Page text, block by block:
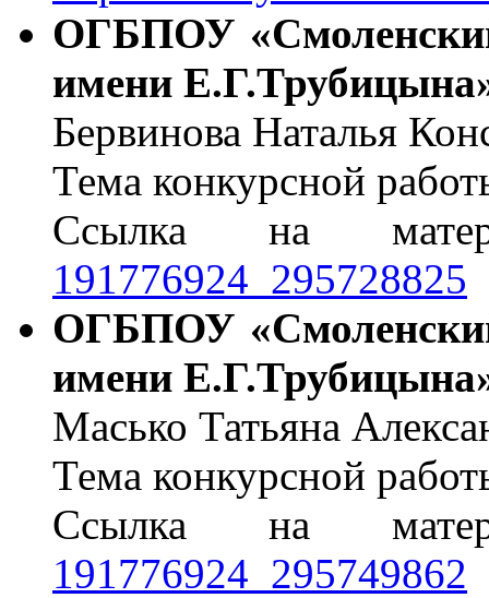
ОГБПОУ
имени
Бервинова Наталья
Тема конкурсной
Ссылка на
191776924_295728825
ОГБПОУ
имени
Масько Татьяна
Тема конкурсной
Ссылка на
191776924_295749862